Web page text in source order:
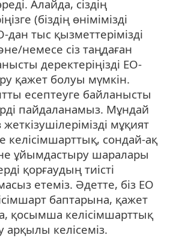
Алайда, сіздің
(біздің өнімімізді
тыс қызметтерімізді
немесе сіз таңдаған
деректеріңізді ЕО-
қажет болуы мүмкін.
есептеуге байланысты
пайдаланамыз. Мұндай
мұқият
сондай-ақ
ұйымдастыру шаралары
қорғаудың тиісті
етеміз. Әдетте, біз ЕО
баптарына, қажет
қосымша келісімшарттық
арқылы келісеміз.